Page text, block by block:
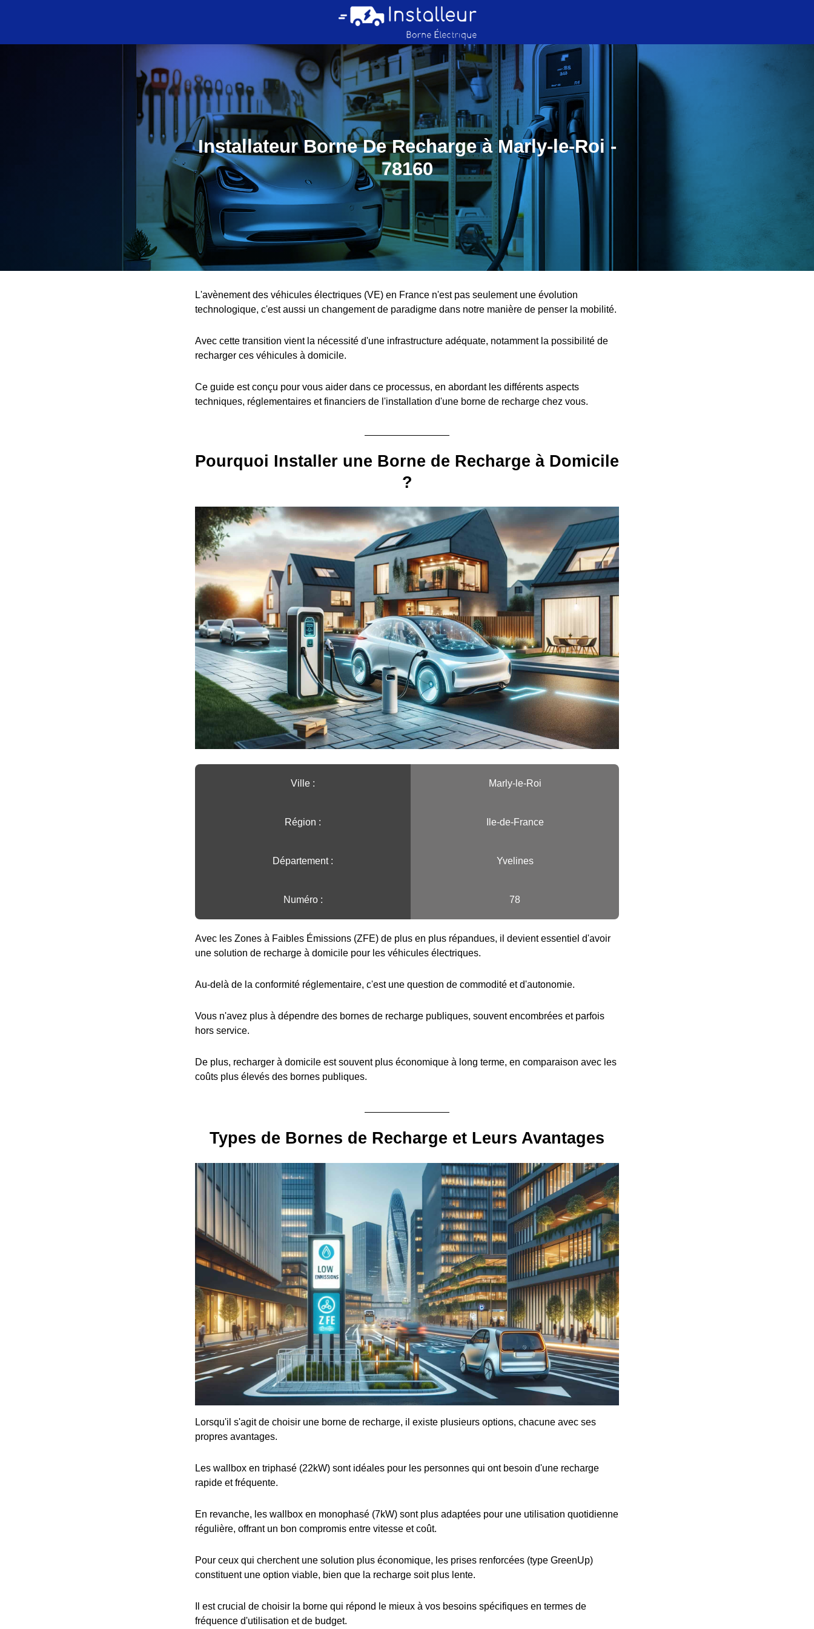
Installateur Borne De Recharge à Marly-le-Roi -
78160
L'avènement des véhicules électriques (VE) en France n'est pas seulement une évolution
technologique, c'est aussi un changement de paradigme dans notre manière de penser la mobilité.
Avec cette transition vient la nécessité d'une infrastructure adéquate, notamment la possibilité de
recharger ces véhicules à domicile.
Ce guide est conçu pour vous aider dans ce processus, en abordant les différents aspects
techniques, réglementaires et financiers de l'installation d'une borne de recharge chez vous.
Pourquoi Installer une Borne de Recharge à Domicile
?
Ville :️ Marly-le-Roi
Région :️ Ile-de-France
Département : Yvelines
Numéro : 78
Avec les Zones à Faibles Émissions (ZFE) de plus en plus répandues, il devient essentiel d'avoir
une solution de recharge à domicile pour les véhicules électriques.
Au-delà de la conformité réglementaire, c'est une question de commodité et d'autonomie.
Vous n'avez plus à dépendre des bornes de recharge publiques, souvent encombrées et parfois
hors service.
De plus, recharger à domicile est souvent plus économique à long terme, en comparaison avec les
coûts plus élevés des bornes publiques.
Types de Bornes de Recharge et Leurs Avantages
Lorsqu'il s'agit de choisir une borne de recharge, il existe plusieurs options, chacune avec ses
propres avantages.
Les wallbox en triphasé (22kW) sont idéales pour les personnes qui ont besoin d'une recharge
rapide et fréquente.
En revanche, les wallbox en monophasé (7kW) sont plus adaptées pour une utilisation quotidienne
régulière, offrant un bon compromis entre vitesse et coût.
Pour ceux qui cherchent une solution plus économique, les prises renforcées (type GreenUp)
constituent une option viable, bien que la recharge soit plus lente.
Il est crucial de choisir la borne qui répond le mieux à vos besoins spécifiques en termes de
fréquence d'utilisation et de budget.